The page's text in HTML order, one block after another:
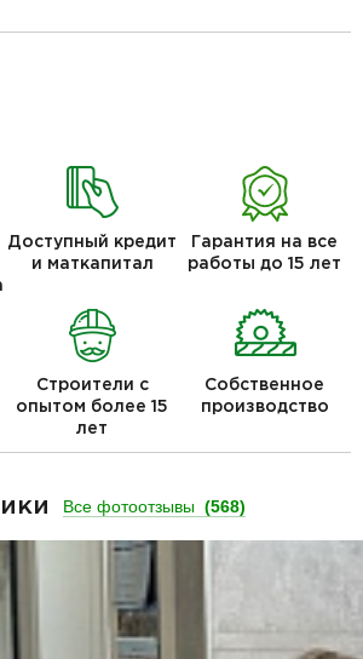
Доступный кредит
и маткапитал
Гарантия на все
работы до 15 лет
Строители с
опытом более 15
лет
Собственное
производство
Все фотоотзывы (568)